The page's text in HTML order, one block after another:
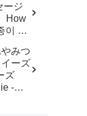
ージ
How
圣
-
みつ
ーズ
ズ
-